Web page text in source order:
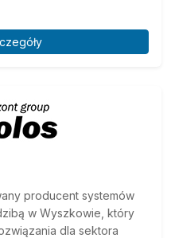
producent systemów
w Wyszkowie, który
dla sektora